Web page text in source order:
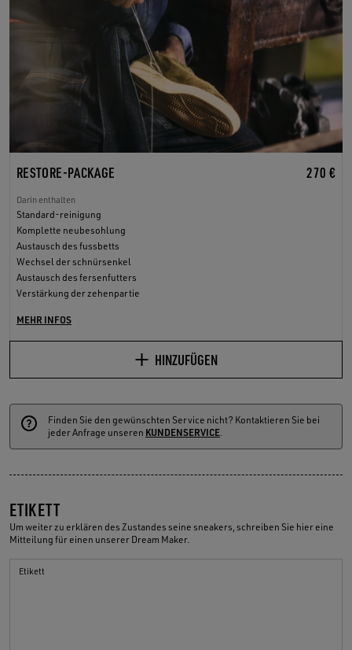
RESTORE-PACKAGE 270 €
Darin enthalten
Standard-reinigung
Komplette neubesohlung
Austausch des fussbetts
Wechsel der schnürsenkel
Austausch des fersenfutters
Verstärkung der zehenpartie
MEHR INFOS
HINZUFÜGEN
Finden Sie den gewünschten Service nicht? Kontaktieren Sie bei
jeder Anfrage unseren KUNDENSERVICE.
ETIKETT
Um weiter zu erklären des Zustandes seine sneakers, schreiben Sie hier eine
Mitteilung für einen unserer Dream Maker.
Etikett